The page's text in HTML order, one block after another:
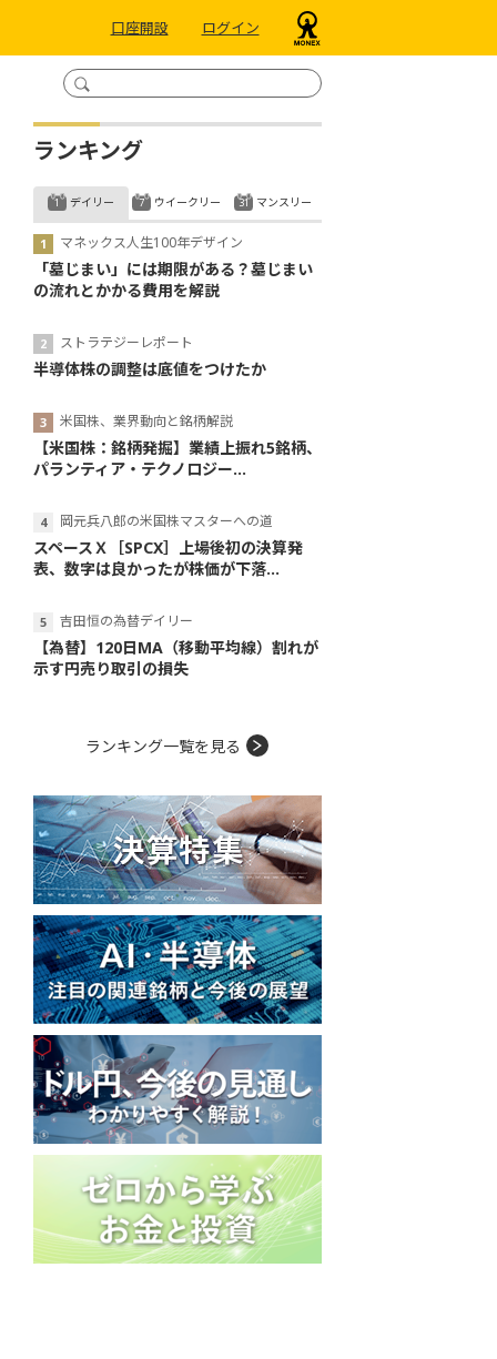
口座開設 ログイン
ランキング
デイリー
マネックス人生100年デザイン
「墓じまい」には期限がある？墓じまい
の流れとかかる費用を解説
ストラテジーレポート
半導体株の調整は底値をつけたか
米国株、業界動向と銘柄解説
【米国株：銘柄発掘】業績上振れ5銘柄、
パランティア・テクノロジー...
岡元兵八郎の米国株マスターへの道
スペースＸ［SPCX］上場後初の決算発
表、数字は良かったが株価が下落...
吉田恒の為替デイリー
【為替】120日MA（移動平均線）割れが
示す円売り取引の損失
ウイークリー マンスリー
ランキング一覧を見る